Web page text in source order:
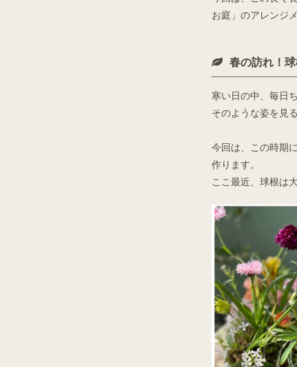
お庭」のアレンジ
春の訪れ！
寒い日の中、毎日
そのような姿を見
今回は、この時期
作ります。
ここ最近、球根は